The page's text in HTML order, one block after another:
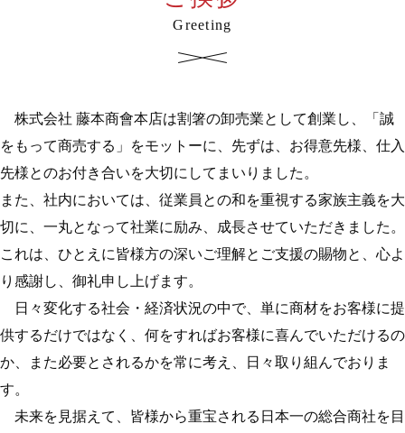
Greeting
株式会社 藤本商會本店は割箸の卸売業として創業し、「誠
をもって商売する」をモットーに、先ずは、お得意先様、仕入
先様とのお付き合いを大切にしてまいりました。
また、社内においては、従業員との和を重視する家族主義を大
切に、一丸となって社業に励み、成長させていただきました。
これは、ひとえに皆様方の深いご理解とご支援の賜物と、心よ
り感謝し、御礼申し上げます。
日々変化する社会・経済状況の中で、単に商材をお客様に提
供するだけではなく、何をすればお客様に喜んでいただけるの
か、また必要とされるかを常に考え、日々取り組んでおりま
す。
未来を見据えて、皆様から重宝される日本一の総合商社を目